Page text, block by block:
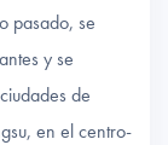
pasado, se
y se
de
en el centro-